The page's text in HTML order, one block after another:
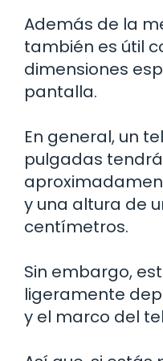
Además de la
también es útil
dimensiones
pantalla.
En general, un
pulgadas
y una altura de
centímetros.
Sin embargo,
ligeramente
y el marco del